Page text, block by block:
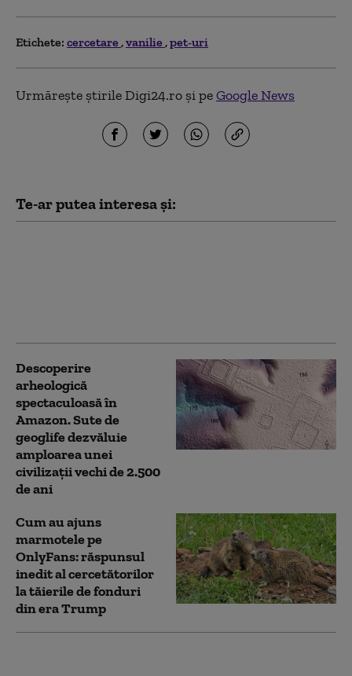
Etichete: cercetare vanilie pet-uri
Urmărește știrile Digi24.ro și peGoogle News
Te-ar putea interesa și:
Descoperire
arheologică
spectaculoasă în
Amazon. Sute de
geoglife dezvăluie
amploarea unei
civilizații vechi de 2.500
de ani
Cum au ajuns
marmotele pe
OnlyFans: răspunsul
inedit al cercetătorilor
la tăierile de fonduri
din era Trump